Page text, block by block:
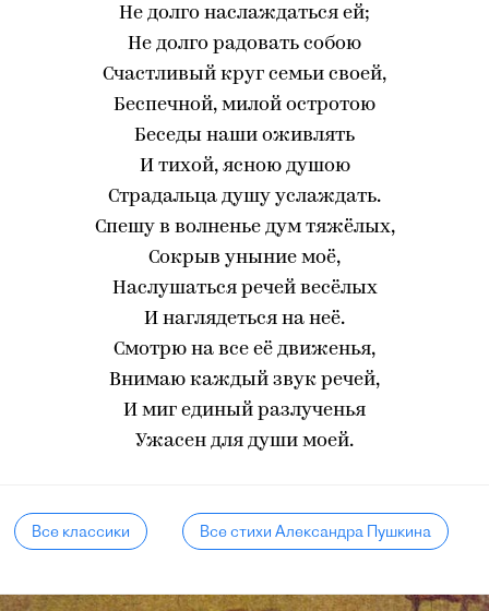
Не долго наслаждаться ей;
Не долго радовать собою
Счастливый круг семьи своей,
Беспечной, милой остротою
Беседы наши оживлять
И тихой, ясною душою
Страдальца душу услаждать.
Спешу в волненье дум тяжёлых,
Сокрыв уныние моё,
Наслушаться речей весёлых
И наглядеться на неё.
Смотрю на все её движенья,
Внимаю каждый звук речей,
И миг единый разлученья
Ужасен для души моей.
Все классики Все стихи Александра Пушкина